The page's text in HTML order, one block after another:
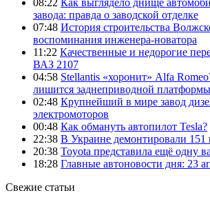
08:22 Как выглядело днище
завода: правда о заводской отделке
07:48 История строительства
воспоминания инженера-новатора
11:22 Качественные и недорогие
ВАЗ 2107
04:58 Stellantis «хоронит» Alfa
лишится заднеприводной
02:48 Крупнейший в мире завод
электромоторов
00:48 Как обмануть автопилот Tesla?
22:38 В Украине демонтировали
20:38 Toyota представила ещё одну
18:28 Главные автоновости дня: 23
Свежие статьи